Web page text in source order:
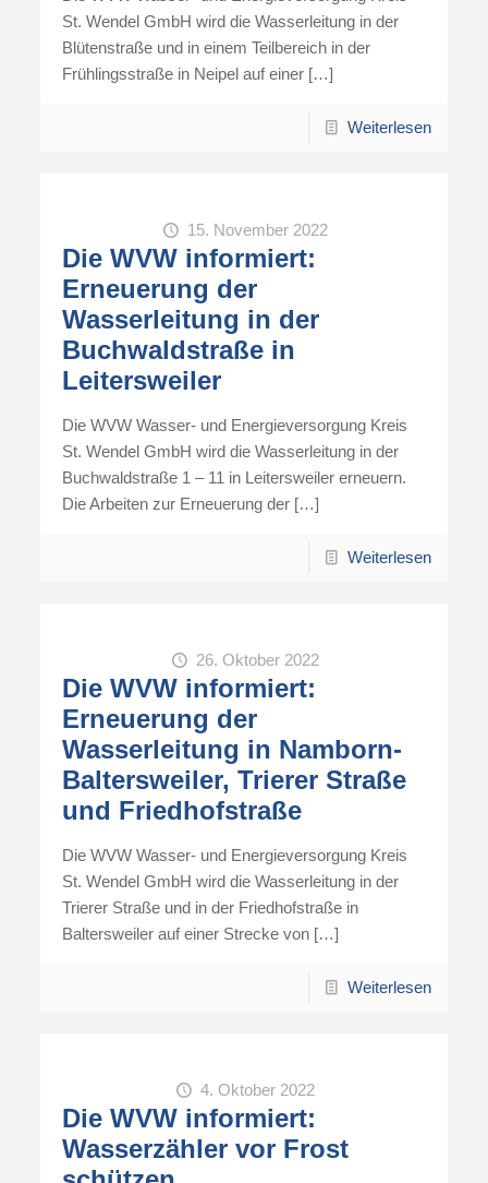
St. Wendel GmbH wird die Wasserleitung in der
Blütenstraße und in einem Teilbereich in der
Frühlingsstraße in Neipel auf einer […]
Weiterlesen
15. November 2022
Die WVW informiert:
Erneuerung der
Wasserleitung in der
Buchwaldstraße in
Leitersweiler
Die WVW Wasser- und Energieversorgung Kreis
St. Wendel GmbH wird die Wasserleitung in der
Buchwaldstraße 1 – 11 in Leitersweiler erneuern.
Die Arbeiten zur Erneuerung der […]
Weiterlesen
26. Oktober 2022
Die WVW informiert:
Erneuerung der
Wasserleitung in Namborn-
Baltersweiler, Trierer Straße
und Friedhofstraße
Die WVW Wasser- und Energieversorgung Kreis
St. Wendel GmbH wird die Wasserleitung in der
Trierer Straße und in der Friedhofstraße in
Baltersweiler auf einer Strecke von […]
Weiterlesen
4. Oktober 2022
Die WVW informiert:
Wasserzähler vor Frost